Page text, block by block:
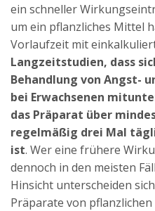
ein schneller
um ein pflanzliches Mittel
Vorlaufzeit mit
Langzeitstudien, dass
Behandlung von Angst-
bei Erwachsenen
das Präparat über
regelmäßig drei Mal
ist. Wer eine frühere
dennoch in den meisten
Hinsicht unterscheiden
Präparate von